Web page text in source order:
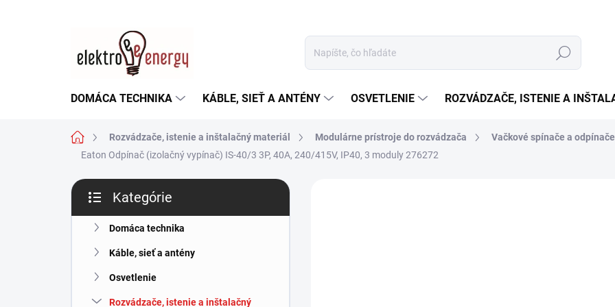
Hľadať
DOMÁCA TECHNIKA KÁBLE, SIEŤ A ANTÉNY OSVETLENIE ROZVÁDZAČE, ISTENIE A
DomovRozvádzače, istenie a inštalačný materiál Modulárne prístroje do rozvádzača
Vačkové spínače a odpínače
Eaton Odpínač (izolačný vypínač) IS-40/3 3P, 40A, 240/415V, IP40, 3 moduly 276272
B
č
kategórie
Kategórie
Domáca technika
Káble, sieť a antény
Osvetlenie
Rozvádzače, istenie a inštalačný